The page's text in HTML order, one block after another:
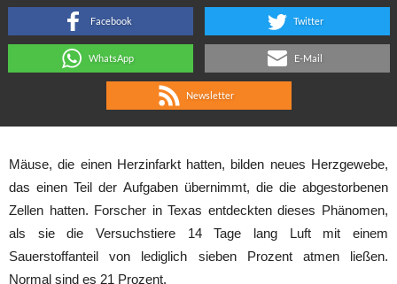
Facebook Twitter
WhatsApp E-Mail
Newsletter
Mäuse, die einen Herzinfarkt hatten, bilden neues Herzgewebe,
das einen Teil der Aufgaben übernimmt, die die abgestorbenen
Zellen hatten. Forscher in Texas entdeckten dieses Phänomen,
als sie die Versuchstiere 14 Tage lang Luft mit einem
Sauerstoffanteil von lediglich sieben Prozent atmen ließen.
Normal sind es 21 Prozent.